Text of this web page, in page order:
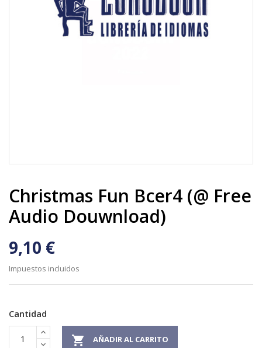
Christmas Fun Bcer4 (@ Free
Audio Douwnload)
9,10 €
Impuestos incluidos
Cantidad
 AÑADIR AL CARRITO